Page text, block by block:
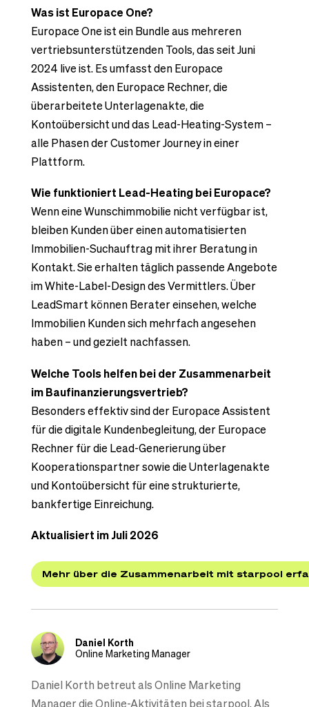
Was ist Europace One?
Europace One ist ein Bundle aus mehreren
vertriebsunterstützenden Tools, das seit Juni
2024 live ist. Es umfasst den Europace
Assistenten, den Europace Rechner, die
überarbeitete Unterlagenakte, die
Kontoübersicht und das Lead-Heating-System –
alle Phasen der Customer Journey in einer
Plattform.
Wie funktioniert Lead-Heating bei Europace?
Wenn eine Wunschimmobilie nicht verfügbar ist,
bleiben Kunden über einen automatisierten
Immobilien-Suchauftrag mit ihrer Beratung in
Kontakt. Sie erhalten täglich passende Angebote
im White-Label-Design des Vermittlers. Über
LeadSmart können Berater einsehen, welche
Immobilien Kunden sich mehrfach angesehen
haben – und gezielt nachfassen.
Welche Tools helfen bei der Zusammenarbeit
im Baufinanzierungsvertrieb?
Besonders effektiv sind der Europace Assistent
für die digitale Kundenbegleitung, der Europace
Rechner für die Lead-Generierung über
Kooperationspartner sowie die Unterlagenakte
und Kontoübersicht für eine strukturierte,
bankfertige Einreichung.
Aktualisiert im Juli 2026
Mehr über die Zusammenarbeit mit starpool
Daniel Korth
Online Marketing Manager
Daniel Korth betreut als Online Marketing
Manager die Online-Aktivitäten bei starpool. Als